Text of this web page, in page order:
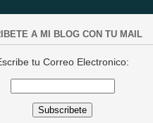
A MI BLOG CON TU MAIL
tu Correo Electronico: